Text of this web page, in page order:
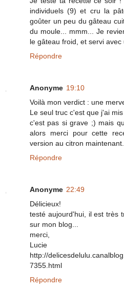
individuels (9) et cru la
goûter un peu du gâteau
du moule... mmm... Je
le gâteau froid, et servi
Répondre
Anonyme 19:10
Voilà mon verdict : une
Le seul truc c'est que j'ai
c'est pas si grave ;) mais
alors merci pour cette
version au citron maintenant...
Répondre
Anonyme 22:49
Délicieux!
testé aujourd'hui, il est très
sur mon blog...
merci,
Lucie
http://
7355.html
Répondre